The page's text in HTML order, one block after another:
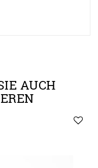
AUCH